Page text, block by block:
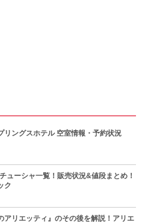
リングスホテル 空室情報・予約状況
ューシャ一覧！販売状況&値段まとめ！
ク
アリエッティ』のその後を解説！アリエ